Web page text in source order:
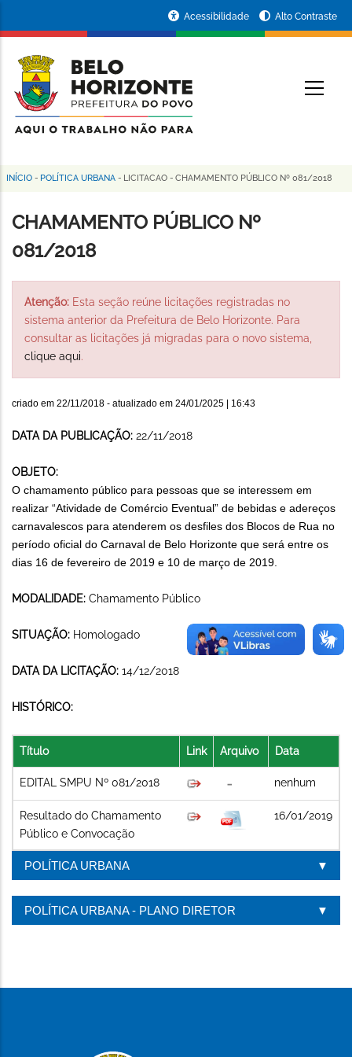
conteúdo
principal
da
Prefeitura
de
Horizonte
Acessibilidade Alto Contraste
Trilha
de
navegação
INÍCIO - POLÍTICA URBANA - LICITACAO - CHAMAMENTO PÚBLICO Nº 081/2018
CHAMAMENTO PÚBLICO Nº
081/2018
Atenção: Esta seção reúne licitações registradas no
sistema anterior da Prefeitura de Belo Horizonte. Para
consultar as licitações já migradas para o novo sistema,
clique aqui.
criado em 22/11/2018 - atualizado em 24/01/2025 | 16:43
DATA DA PUBLICAÇÃO: 22/11/2018
OBJETO:
O chamamento público para pessoas que se interessem em
realizar “Atividade de Comércio Eventual” de bebidas e adereços
carnavalescos para atenderem os desfiles dos Blocos de Rua no
período oficial do Carnaval de Belo Horizonte que será entre os
dias 16 de fevereiro de 2019 e 10 de março de 2019.
MODALIDADE: Chamamento Público
SITUAÇÃO: Homologado
DATA DA LICITAÇÃO: 14/12/2018
HISTÓRICO:
Título Link Arquivo Data
EDITAL SMPU Nº 081/2018 nenhum
Resultado do Chamamento
Público e Convocação
16/01/2019
POLÍTICA URBANA
POLÍTICA URBANA - PLANO DIRETOR